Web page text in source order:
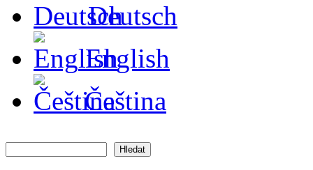
Deutsch
English
Čeština